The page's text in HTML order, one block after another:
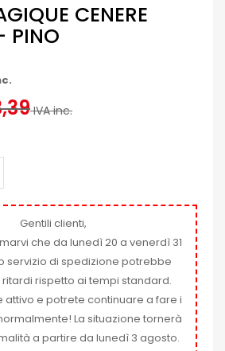
CENERE
PINO
IVA inc.
Gentili clienti,
che da lunedì 20 a venerdì 31
servizio di spedizione potrebbe
rispetto ai tempi standard.
attivo e potrete continuare a fare i
La situazione tornerà
a partire da lunedì 3 agosto.